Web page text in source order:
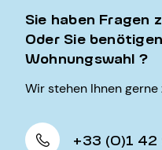
Sie haben Fragen
Oder Sie
Wohnungswahl ?
Wir stehen Ihnen gerne
+33 (0)1 42